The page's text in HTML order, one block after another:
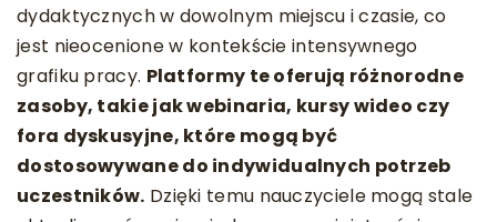
dydaktycznych w dowolnym miejscu i czasie, co
jest nieocenione w kontekście intensywnego
grafiku pracy. Platformy te oferują różnorodne
zasoby, takie jak webinaria, kursy wideo czy
fora dyskusyjne, które mogą być
dostosowywane do indywidualnych potrzeb
uczestników. Dzięki temu nauczyciele mogą stale